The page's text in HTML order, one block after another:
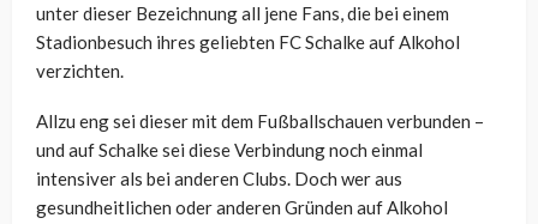
unter dieser Bezeichnung all jene Fans, die bei einem
Stadionbesuch ihres geliebten FC Schalke auf Alkohol
verzichten.
Allzu eng sei dieser mit dem Fußballschauen verbunden –
und auf Schalke sei diese Verbindung noch einmal
intensiver als bei anderen Clubs. Doch wer aus
gesundheitlichen oder anderen Gründen auf Alkohol